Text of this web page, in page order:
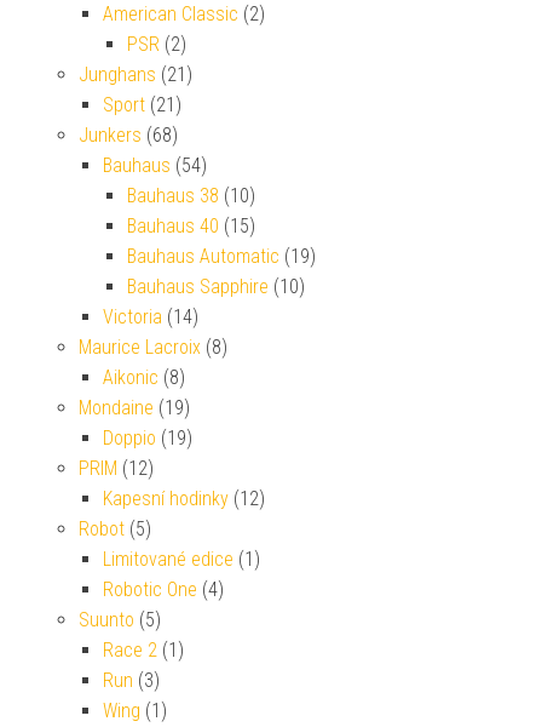
American Classic (2)
PSR (2)
Junghans (21)
Sport (21)
Junkers (68)
Bauhaus (54)
Bauhaus 38 (10)
Bauhaus 40 (15)
Bauhaus Automatic (19)
Bauhaus Sapphire (10)
Victoria (14)
Maurice Lacroix (8)
Aikonic (8)
Mondaine (19)
Doppio (19)
PRIM (12)
Kapesní hodinky (12)
Robot (5)
Limitované edice (1)
Robotic One (4)
Suunto (5)
Race 2 (1)
Run (3)
Wing (1)